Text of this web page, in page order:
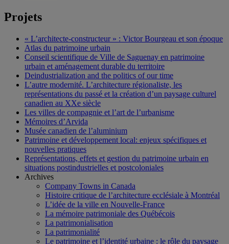
Projets
« L’architecte-constructeur » : Victor Bourgeau et son époque
Atlas du patrimoine urbain
Conseil scientifique de Ville de Saguenay en patrimoine
urbain et aménagement durable du territoire
Deindustrialization and the politics of our time
L’autre modernité. L’architecture régionaliste, les
représentations du passé et la création d’un paysage culturel
canadien au XXe siècle
Les villes de compagnie et l’art de l’urbanisme
Mémoires d’Arvida
Musée canadien de l’aluminium
Patrimoine et développement local: enjeux spécifiques et
nouvelles pratiques
Représentations, effets et gestion du patrimoine urbain en
situations postindustrielles et postcoloniales
Archives
Company Towns in Canada
Histoire critique de l’architecture ecclésiale à Montréal
L’idée de la ville en Nouvelle-France
La mémoire patrimoniale des Québécois
La patrimonialisation
La patrimonialité
Le patrimoine et l’identité urbaine : le rôle du paysage